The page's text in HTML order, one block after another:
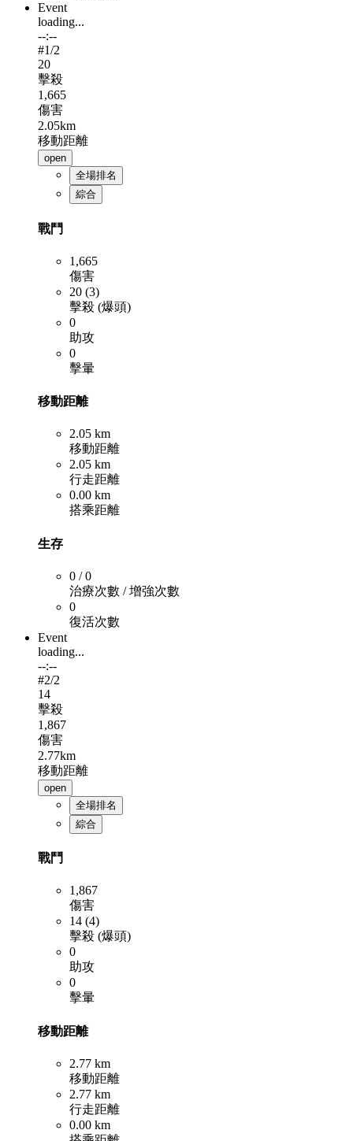
Event
loading...
--:--
#1/2
20
擊殺
1,665
傷害
2.05km
移動距離
open
全場排名
綜合
戰鬥
1,665
傷害
20 (3)
擊殺 (爆頭)
0
助攻
0
擊暈
移動距離
2.05 km
移動距離
2.05 km
行走距離
0.00 km
搭乘距離
生存
0 / 0
治療次數 / 增強次數
0
復活次數
Event
loading...
--:--
#2/2
14
擊殺
1,867
傷害
2.77km
移動距離
open
全場排名
綜合
戰鬥
1,867
傷害
14 (4)
擊殺 (爆頭)
0
助攻
0
擊暈
移動距離
2.77 km
移動距離
2.77 km
行走距離
0.00 km